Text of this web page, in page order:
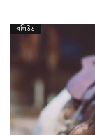
বলিউড